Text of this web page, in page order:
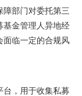
障部门对委托第三
基金管理人异地经
面临一定的合规风
台，用于收集私募